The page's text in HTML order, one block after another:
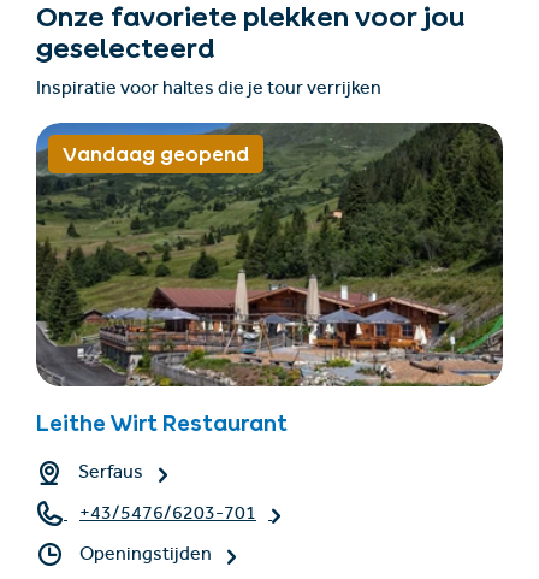
Onze favoriete plekken voor jou
geselecteerd
Inspiratie voor haltes die je tour verrijken
Vandaag geopend
Leithe Wirt Restaurant
Serfaus
+43/5476/6203-701
Openingstijden